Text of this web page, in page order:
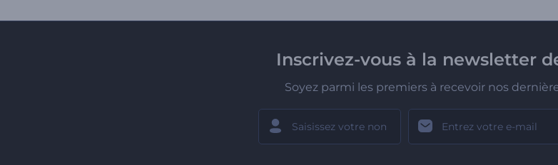
Inscrivez-vous à la newsletter
Soyez parmi les premiers à recevoir nos